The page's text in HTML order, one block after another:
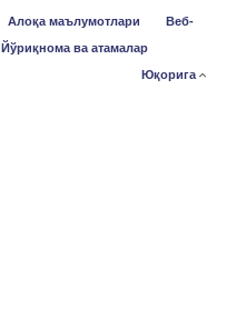
Алоқа маълумотлари
Веб-
Йўриқнома ва атамалар
Юқорига